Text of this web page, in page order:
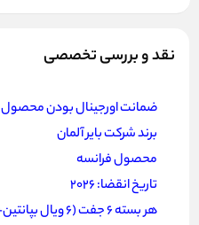
نقد و بررسی تخصصی
ضمانت اورجینال بودن محصول
برند شرکت بایر آلمان
محصول فرانسه
تاریخ انقضا: 2026
هر بسته 6 جفت (6 ویال بپانتین+6 ویال بیوتین)